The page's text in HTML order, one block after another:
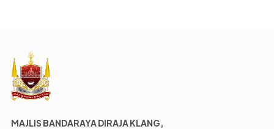
MAJLIS BANDARAYA DIRAJA KLANG,